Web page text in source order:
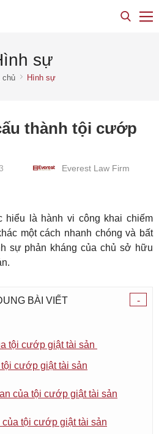
sự
chủ Hình sự
thành tội cướp
Everest Law Firm
là hành vi công khai chiếm
một cách nhanh chóng và bất
sự phản kháng của chủ sở hữu
-
BÀI VIẾT
tội cướp giật tài sản
cướp giật tài sản
của tội cướp giật tài sản
của tội cướp giật tài sản